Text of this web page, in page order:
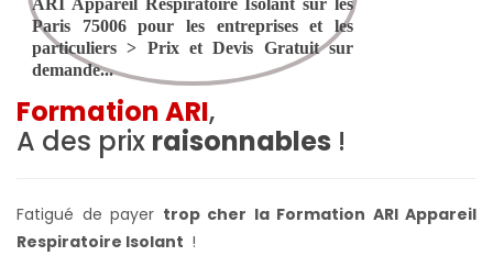
Formation ARI,
A des prix raisonnables !
Fatigué de payer trop cher la Formation ARI Appareil
Respiratoire Isolant !